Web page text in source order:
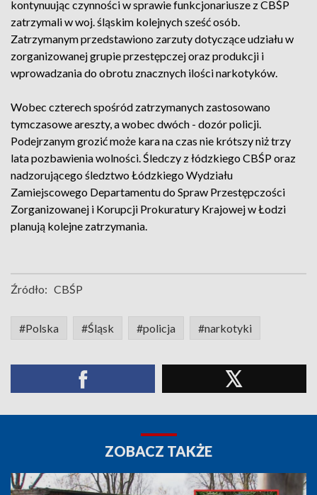
kontynuując czynności w sprawie funkcjonariusze z CBŚP
zatrzymali w woj. śląskim kolejnych sześć osób.
Zatrzymanym przedstawiono zarzuty dotyczące udziału w
zorganizowanej grupie przestępczej oraz produkcji i
wprowadzania do obrotu znacznych ilości narkotyków.
Wobec czterech spośród zatrzymanych zastosowano
tymczasowe areszty, a wobec dwóch - dozór policji.
Podejrzanym grozić może kara na czas nie krótszy niż trzy
lata pozbawienia wolności. Śledczy z łódzkiego CBŚP oraz
nadzorującego śledztwo Łódzkiego Wydziału
Zamiejscowego Departamentu do Spraw Przestępczości
Zorganizowanej i Korupcji Prokuratury Krajowej w Łodzi
planują kolejne zatrzymania.
Źródło: CBŚP
#Polska #Śląsk #policja #narkotyki
ZOBACZ TAKŻE